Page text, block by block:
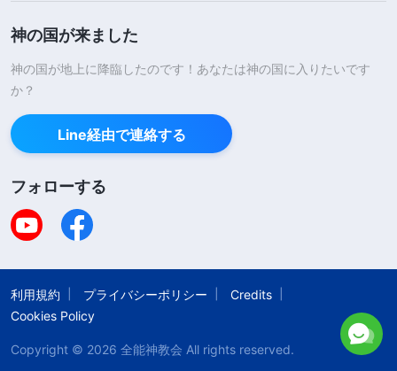
僚や教会の兄弟姉妹たちと一緒に働きをする時に
見方や考えは完璧だとして自分を守り、周りの人達
は、私たちが周りの人々に対して赦すことを学び、
られます。けれども周りの人々があなた利益を侵害
するようなことがあれば、不当に扱われたと感じて
は、私たちが世の人々から自分を切り離すことを求
めておられますが、私たちはこの世の名誉、地位、
神の国が来ました
神の国が地上に降臨したのです！あなたは神の国に入りたいです
か？
Line経由で連絡する
フォローする
利用規約 プライバシーポリシー
Credits
Cookies Policy
Copyright © 2026 全能神教会 All rights reserved.